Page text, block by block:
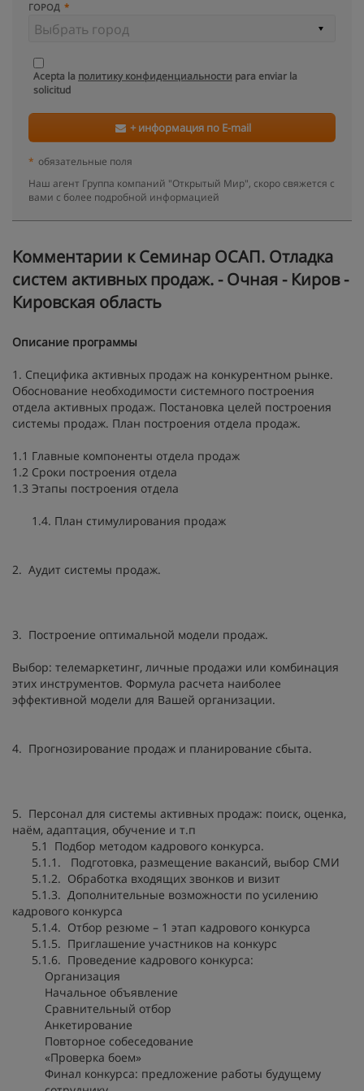
ГОРОД
Acepta la политику конфиденциальности para enviar la
solicitud
+ информация по E-mail
* обязательные поля
Наш агент Группа компаний "Открытый Мир", скоро свяжется с
вами с более подробной информацией
Kомментарии к Семинар ОСАП. Отладка
систем активных продаж. - Очная - Киров -
Кировская область
Описание программы
1. Специфика активных продаж на конкурентном рынке.
Обоснование необходимости системного построения
отдела активных продаж. Постановка целей построения
системы продаж. План построения отдела продаж.
1.1 Главные компоненты отдела продаж
1.2 Сроки построения отдела
1.3 Этапы построения отдела
1.4. План стимулирования продаж
2. Аудит системы продаж.
3. Построение оптимальной модели продаж.
Выбор: телемаркетинг, личные продажи или комбинация
этих инструментов. Формула расчета наиболее
эффективной модели для Вашей организации.
4. Прогнозирование продаж и планирование сбыта.
5. Персонал для системы активных продаж: поиск, оценка,
наём, адаптация, обучение и т.п
5.1 Подбор методом кадрового конкурса.
5.1.1. Подготовка, размещение вакансий, выбор СМИ
5.1.2. Обработка входящих звонков и визит
5.1.3. Дополнительные возможности по усилению
кадрового конкурса
5.1.4. Отбор резюме – 1 этап кадрового конкурса
5.1.5. Приглашение участников на конкурс
5.1.6. Проведение кадрового конкурса:
Организация
Начальное объявление
Сравнительный отбор
Анкетирование
Повторное собеседование
«Проверка боем»
Финал конкурса: предложение работы будущему